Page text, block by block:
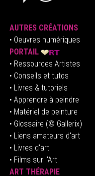
AUTRES CRÉATIONS
• Oeuvres numériques
PORTAIL
• Ressources Artistes
• Conseils et tutos
• Livres & tutoriels
• Apprendre à peindre
• Matériel de peinture
• Glossaire (© Gallerix)
• Liens amateurs d'art
• Livres d'art
• Films sur l'Art
ART THÉRAPIE